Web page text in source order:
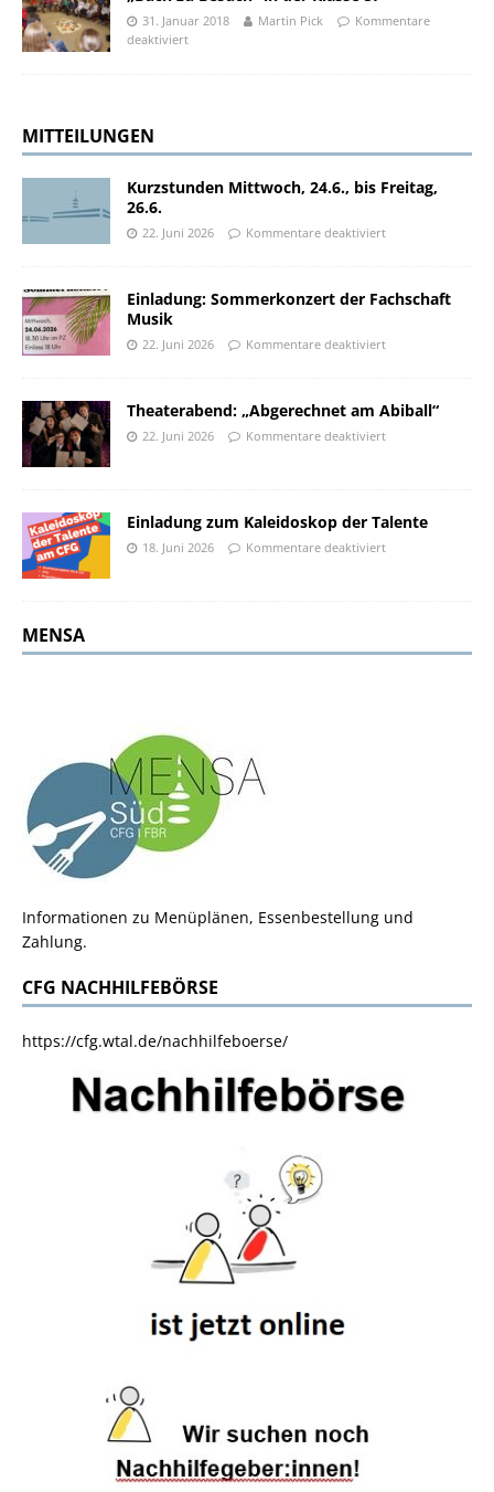
31. Januar 2018 Martin Pick
Kommentare
deaktiviert
MITTEILUNGEN
Kurzstunden Mittwoch, 24.6., bis Freitag,
26.6.
22. Juni 2026 Kommentare deaktiviert
Einladung: Sommerkonzert der Fachschaft
Musik
22. Juni 2026 Kommentare deaktiviert
Theaterabend: „Abgerechnet am Abiball“
22. Juni 2026 Kommentare deaktiviert
Einladung zum Kaleidoskop der Talente
18. Juni 2026 Kommentare deaktiviert
MENSA
Informationen zu Menüplänen, Essenbestellung und
Zahlung.
CFG NACHHILFEBÖRSE
https://cfg.wtal.de/nachhilfeboerse/